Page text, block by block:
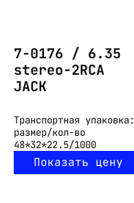
7-0176 / 6.35
stereo-2RCA
JACK
Транспортная упаковка:
размер/кол-во
48*32*22.5/1000
Показать цену